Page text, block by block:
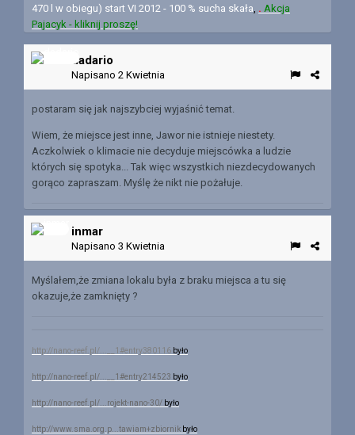
470 l w obiegu) start VI 2012 - 100 % sucha skała . Akcja
Pajacyk - kliknij proszę!
dadario
Napisano 2 Kwietnia
postaram się jak najszybciej wyjaśnić temat.
Wiem, że miejsce jest inne, Jawor nie istnieje niestety.
Aczkolwiek o klimacie nie decyduje miejscówka a ludzie
których się spotyka... Tak więc wszystkich niezdecydowanych
gorąco zapraszam. Myślę że nikt nie pożałuje.
inmar
Napisano 3 Kwietnia
Myślałem,że zmiana lokalu była z braku miejsca a tu się
okazuje,że zamknięty ?
http://nano-reef.pl/...__1#entry380116 było
http://nano-reef.pl/...__1#entry214523 było
http://nano-reef.pl/...rojekt-nano-30/ było
http://www.sma.org.p...tawiam+zbiornik było